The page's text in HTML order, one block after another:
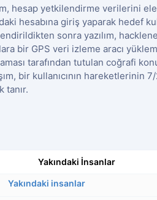
hesap yetkilendirme verilerini
hesabına giriş yaparak hedef
sonra yazılım,
bir GPS veri izleme aracı
tarafından tutulan coğrafi
bir kullanıcının hareketlerinin
tanır.
Yakındaki İnsanlar
Yakındaki insanlar